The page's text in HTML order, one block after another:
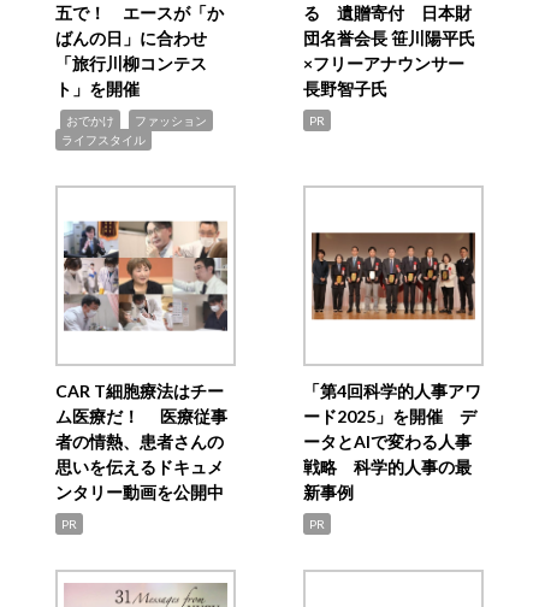
五で！ エースが「か
ばんの日」に合わせ
「旅行川柳コンテス
ト」を開催
おでかけ ファッション
ライフスタイル
る 遺贈寄付 日本財
団名誉会長 笹川陽平氏
×フリーアナウンサー
長野智子氏
PR
CAR T細胞療法はチー
ム医療だ！ 医療従事
者の情熱、患者さんの
思いを伝えるドキュメ
ンタリー動画を公開中
PR
「第4回科学的人事アワ
ード2025」を開催 デ
ータとAIで変わる人事
戦略 科学的人事の最
新事例
PR